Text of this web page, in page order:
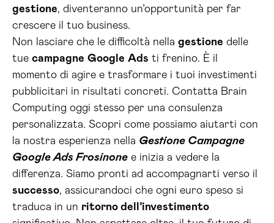
gestione, diventeranno un’opportunità per far
crescere il tuo business.
Non lasciare che le difficoltà nella gestione delle
tue campagne Google Ads ti frenino. È il
momento di agire e trasformare i tuoi investimenti
pubblicitari in risultati concreti. Contatta Brain
Computing oggi stesso per una consulenza
personalizzata. Scopri come possiamo aiutarti con
la nostra esperienza nella Gestione Campagne
Google Ads Frosinone e inizia a vedere la
differenza. Siamo pronti ad accompagnarti verso il
successo, assicurandoci che ogni euro speso si
traduca in un ritorno dell’investimento